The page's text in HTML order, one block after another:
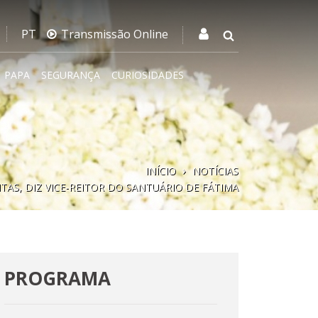
PT Transmissão Online
PAPA SEGURANÇA
CURIOSIDADES
INÍCIO
NOTÍCIAS
DIZ VICE-REITOR DO SANTUÁRIO DE FÁTIMA
PROGRAMA